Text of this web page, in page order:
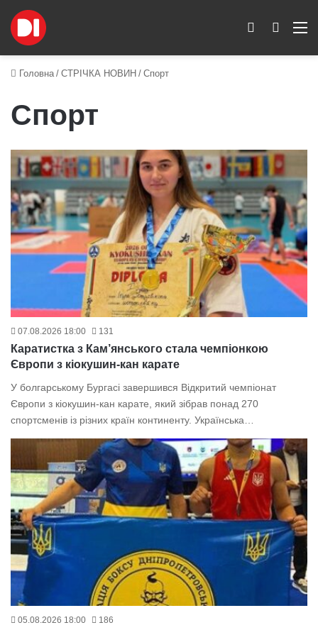
Пошук
Switch skin
Головна / СТРІЧКА НОВИН / Спорт
Спорт
07.08.2026 18:00 131
Каратистка з Кам’янського стала чемпіонкою
Європи з кіокушин-кан карате
У болгарському Бургасі завершився Відкритий чемпіонат
Європи з кіокушин-кан карате, який зібрав понад 270
спортсменів із різних країн континенту. Українська…
05.08.2026 18:00 186